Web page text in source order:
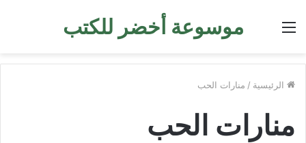
موسوعة أخضر للكتب القائمة
الرئيسية / منارات الحب
منارات الحب